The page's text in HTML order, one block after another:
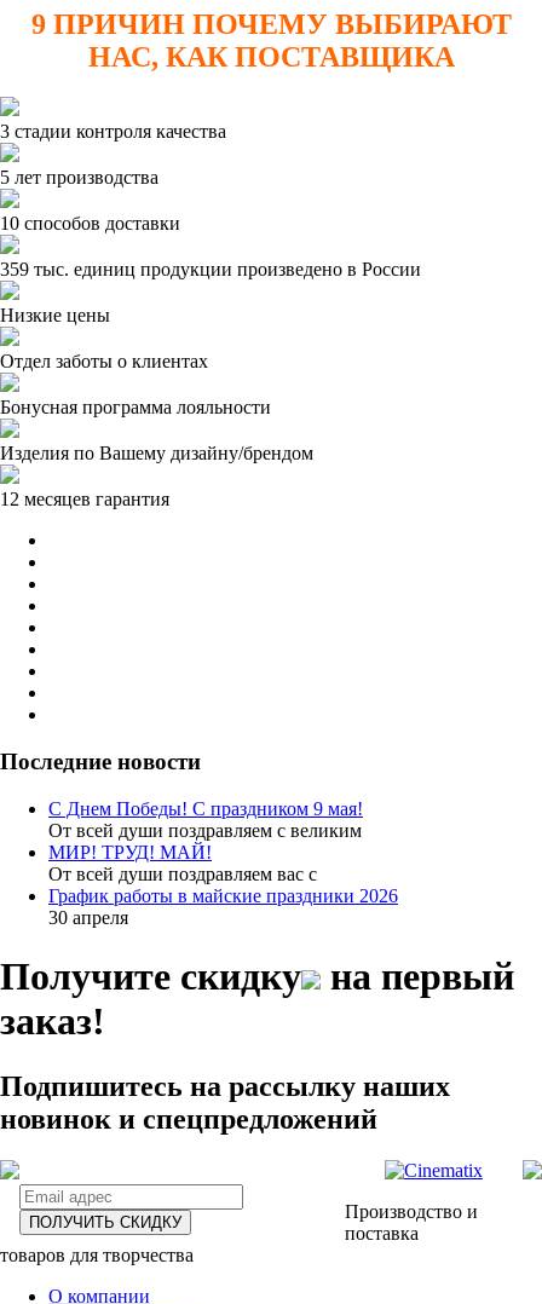
9 ПРИЧИН ПОЧЕМУ ВЫБИРАЮТ
НАС, КАК ПОСТАВЩИКА
3 стадии контроля качества
5 лет производства
10 способов доставки
359 тыс. единиц продукции произведено в России
Низкие цены
Отдел заботы о клиентах
Бонусная программа лояльности
Изделия по Вашему дизайну/брендом
12 месяцев гарантия
Последние новости
С Днем Победы! С праздником 9 мая!
От всей души поздравляем с великим
МИР! ТРУД! МАЙ!
От всей души поздравляем вас с
График работы в майские праздники 2026
30 апреля
Получите скидку
на первый
заказ!
Подпишитесь на рассылку наших
новинок и спецпредложений
ПОЛУЧИТЬ СКИДКУ
Производство и
поставка
товаров для творчества
О компании